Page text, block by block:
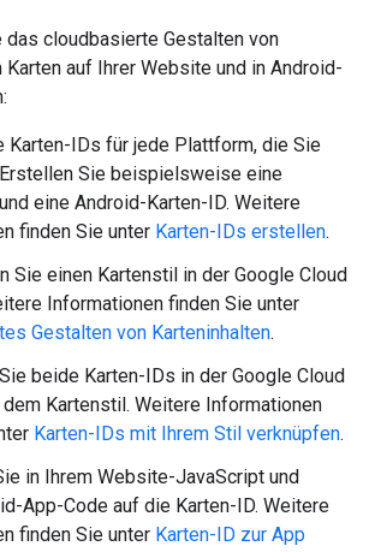
das cloudbasierte Gestalten von
Karten auf Ihrer Website und in Android-
Karten-IDs für jede Plattform, die Sie
Sie beispielsweise eine
eine Android-Karten-ID. Weitere
finden Sie unter Karten-IDs erstellen.
Sie einen Kartenstil in der Google Cloud
Informationen finden Sie unter
Gestalten von Karteninhalten.
beide Karten-IDs in der Google Cloud
Kartenstil. Weitere Informationen
Karten-IDs mit Ihrem Stil verknüpfen.
in Ihrem Website-JavaScript und
App-Code auf die Karten-ID. Weitere
finden Sie unter Karten-ID zur App